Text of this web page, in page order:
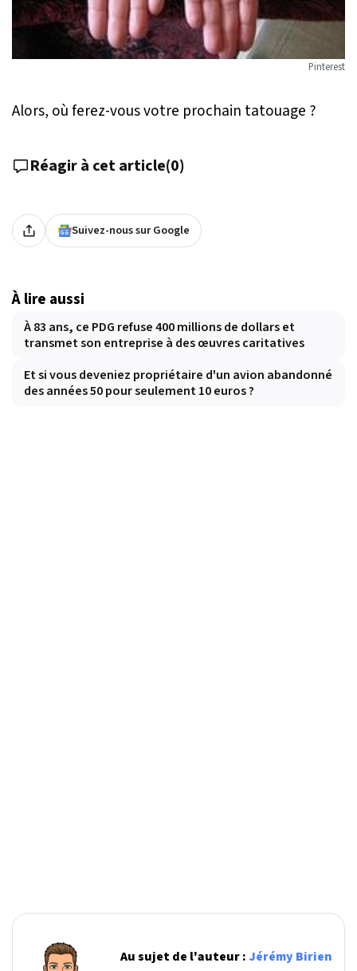
Pinterest
Alors, où ferez-vous votre prochain tatouage ?
Réagir à cet article(0)
Suivez-nous sur Google
À lire aussi
À 83 ans, ce PDG refuse 400 millions de dollars et
transmet son entreprise à des œuvres caritatives
Et si vous deveniez propriétaire d'un avion abandonné
des années 50 pour seulement 10 euros ?
Au sujet de l'auteur : Jérémy Birien